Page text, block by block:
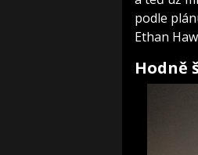
podle
Ethan
Hodně